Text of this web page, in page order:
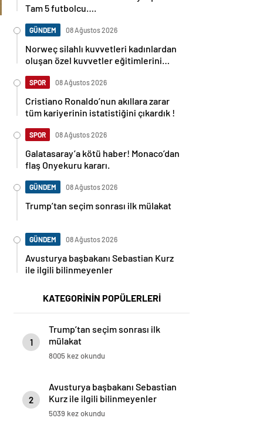
Tam 5 futbolcu….
GÜNDEM 08 Ağustos 2026
Norweç silahlı kuvvetleri kadınlardan
oluşan özel kuvvetler eğitimlerini
SPOR 08 Ağustos 2026
Cristiano Ronaldo’nun akıllara zarar
tüm kariyerinin istatistiğini çıkardık !
SPOR 08 Ağustos 2026
Galatasaray’a kötü haber! Monaco’dan
flaş Onyekuru kararı.
GÜNDEM 08 Ağustos 2026
Trump’tan seçim sonrası ilk mülakat
GÜNDEM 08 Ağustos 2026
Avusturya başbakanı Sebastian Kurz
ile ilgili bilinmeyenler
KATEGORİNİN POPÜLERLERİ
1
Trump’tan seçim sonrası ilk
mülakat
8005 kez okundu
2
Avusturya başbakanı Sebastian
Kurz ile ilgili bilinmeyenler
5039 kez okundu